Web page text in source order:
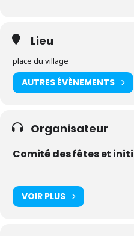
Lieu
place du village
AUTRES ÉVÈNEMENTS
Organisateur
Comité des fêtes et
VOIR PLUS